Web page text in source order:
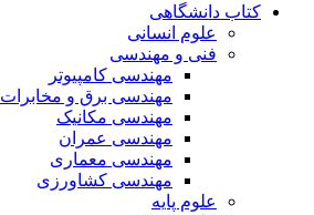
کتاب دانشگاهی
علوم انسانی
فنی و مهندسی
مهندسی کامپیوتر
مهندسی برق و مخابرات
مهندسی مکانیک
مهندسی عمران
مهندسی معماری
مهندسی کشاورزی
علوم پایه